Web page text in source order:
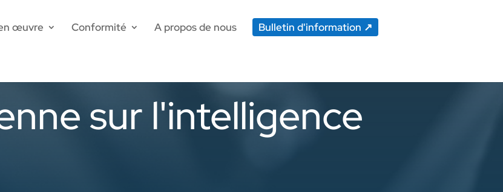
œuvre Conformité A propos de nous Bulletin d'information
sur l'intelligence